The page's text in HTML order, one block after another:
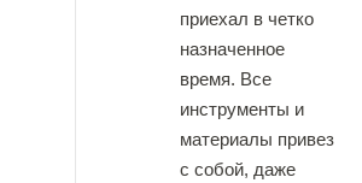
приехал в четко
назначенное
время. Все
инструменты и
материалы привез
с собой, даже